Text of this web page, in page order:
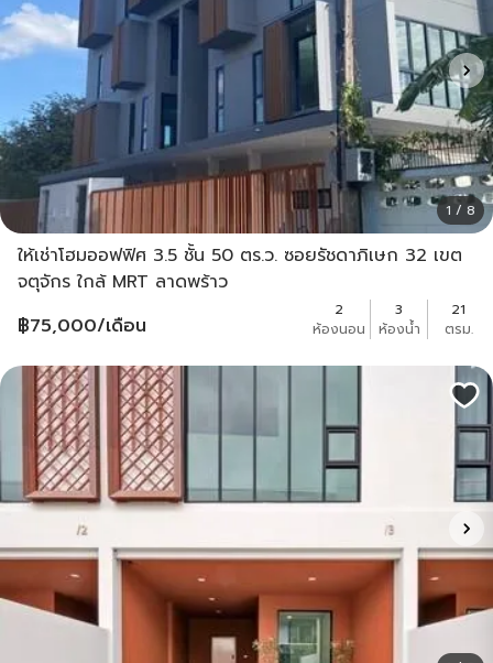
1 / 8
ให้เช่าโฮมออฟฟิศ 3.5 ชั้น 50 ตร.ว. ซอยรัชดาภิเษก 32 เขต
จตุจักร ใกล้ MRT ลาดพร้าว
฿75,000/เดือน
2
ห้องนอน
3
ห้องน้ำ
21
ตรม.